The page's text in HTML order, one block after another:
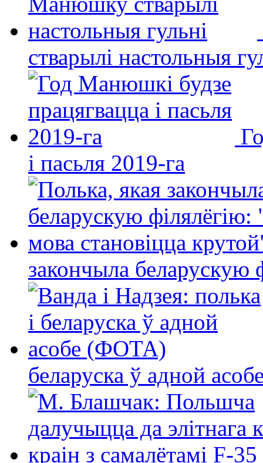
стварылі настольныя
і пасьля 2019-га
закончыла беларускую
беларуска ў адной